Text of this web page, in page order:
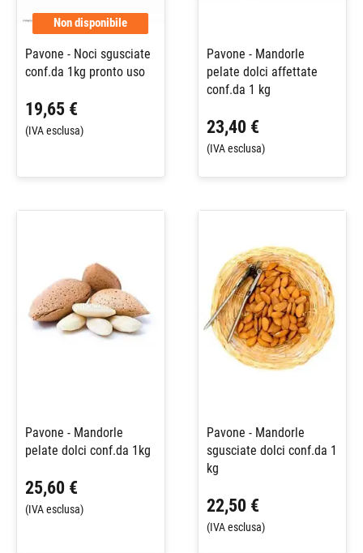
Non disponibile
Pavone - Noci sgusciate
conf.da 1kg pronto uso
19,65 €
(IVA esclusa)
Pavone - Mandorle
pelate dolci affettate
conf.da 1 kg
23,40 €
(IVA esclusa)
Pavone - Mandorle
pelate dolci conf.da 1kg
25,60 €
(IVA esclusa)
Pavone - Mandorle
sgusciate dolci conf.da 1
kg
22,50 €
(IVA esclusa)